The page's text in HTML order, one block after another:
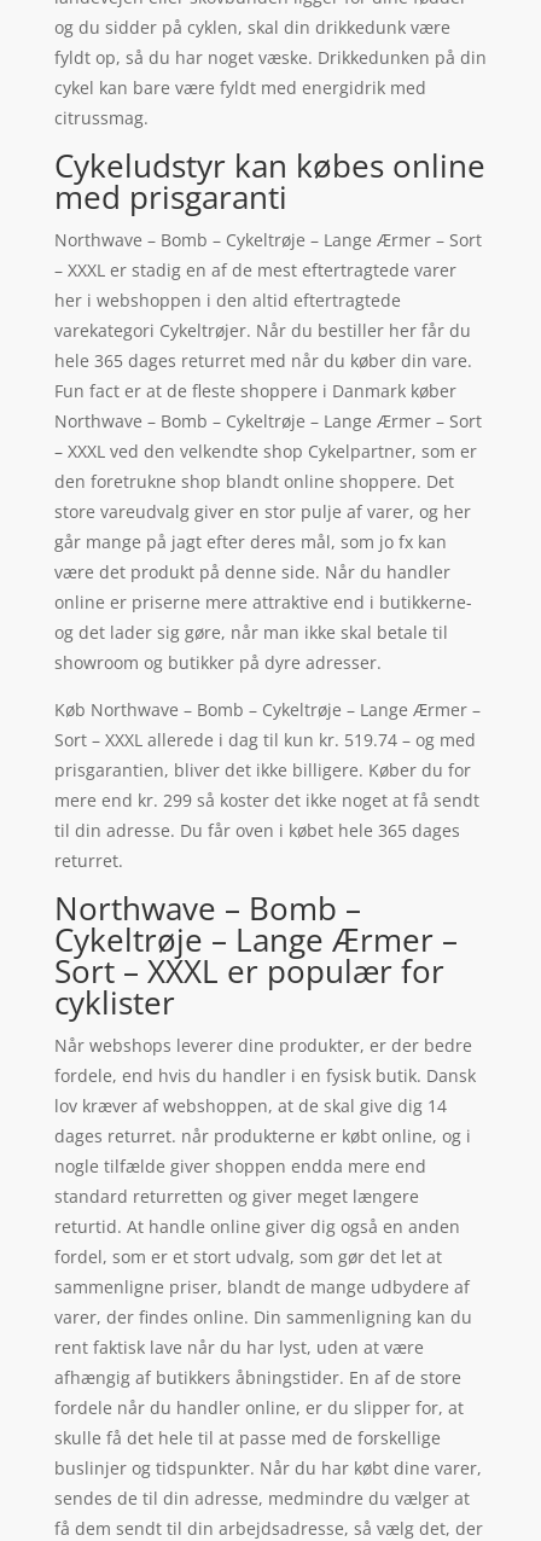
og du sidder på cyklen, skal din drikkedunk være
fyldt op, så du har noget væske. Drikkedunken på din
cykel kan bare være fyldt med energidrik med
citrussmag.
Cykeludstyr kan købes online
med prisgaranti
Northwave – Bomb – Cykeltrøje – Lange Ærmer – Sort
– XXXL er stadig en af de mest eftertragtede varer
her i webshoppen i den altid eftertragtede
varekategori Cykeltrøjer. Når du bestiller her får du
hele 365 dages returret med når du køber din vare.
Fun fact er at de fleste shoppere i Danmark køber
Northwave – Bomb – Cykeltrøje – Lange Ærmer – Sort
– XXXL ved den velkendte shop Cykelpartner, som er
den foretrukne shop blandt online shoppere. Det
store vareudvalg giver en stor pulje af varer, og her
går mange på jagt efter deres mål, som jo fx kan
være det produkt på denne side. Når du handler
online er priserne mere attraktive end i butikkerne-
og det lader sig gøre, når man ikke skal betale til
showroom og butikker på dyre adresser.
Køb Northwave – Bomb – Cykeltrøje – Lange Ærmer –
Sort – XXXL allerede i dag til kun kr. 519.74 – og med
prisgarantien, bliver det ikke billigere. Køber du for
mere end kr. 299 så koster det ikke noget at få sendt
til din adresse. Du får oven i købet hele 365 dages
returret.
Northwave – Bomb –
Cykeltrøje – Lange Ærmer –
Sort – XXXL er populær for
cyklister
Når webshops leverer dine produkter, er der bedre
fordele, end hvis du handler i en fysisk butik. Dansk
lov kræver af webshoppen, at de skal give dig 14
dages returret. når produkterne er købt online, og i
nogle tilfælde giver shoppen endda mere end
standard returretten og giver meget længere
returtid. At handle online giver dig også en anden
fordel, som er et stort udvalg, som gør det let at
sammenligne priser, blandt de mange udbydere af
varer, der findes online. Din sammenligning kan du
rent faktisk lave når du har lyst, uden at være
afhængig af butikkers åbningstider. En af de store
fordele når du handler online, er du slipper for, at
skulle få det hele til at passe med de forskellige
buslinjer og tidspunkter. Når du har købt dine varer,
sendes de til din adresse, medmindre du vælger at
få dem sendt til din arbejdsadresse, så vælg det, der